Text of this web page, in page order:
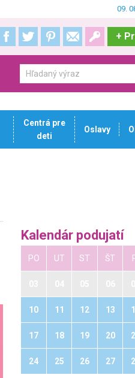
09.
+
Centrá pre
deti
Oslavy
Kalendár podujatí
PO UT ST ŠT
10 11 12 13
17 18 19 20
24 25 26 27